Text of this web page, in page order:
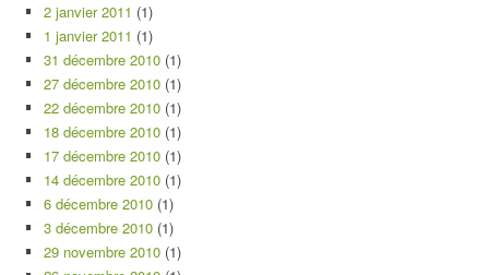
2 janvier 2011 (1)
1 janvier 2011 (1)
31 décembre 2010 (1)
27 décembre 2010 (1)
22 décembre 2010 (1)
18 décembre 2010 (1)
17 décembre 2010 (1)
14 décembre 2010 (1)
6 décembre 2010 (1)
3 décembre 2010 (1)
29 novembre 2010 (1)